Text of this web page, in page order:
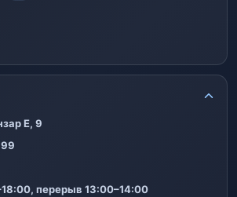
Е, 9
перерыв 13:00–14:00